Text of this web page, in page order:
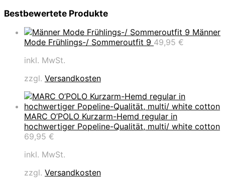
Bestbewertete Produkte
Männer
Mode Frühlings-/ Sommeroutfit 9 49,95 €
inkl. MwSt.
zzgl. Versandkosten
MARC O’POLO Kurzarm-Hemd regular in
hochwertiger Popeline-Qualität, multi/ white cotton
69,95 €
inkl. MwSt.
zzgl. Versandkosten